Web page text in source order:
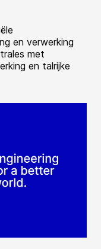
en verwerking
met
en talrijke